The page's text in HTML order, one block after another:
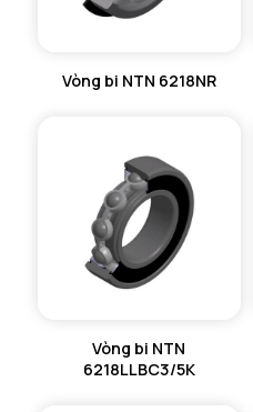
Vòng bi NTN 6218NR
Vòng bi NTN
6218LLBC3/5K